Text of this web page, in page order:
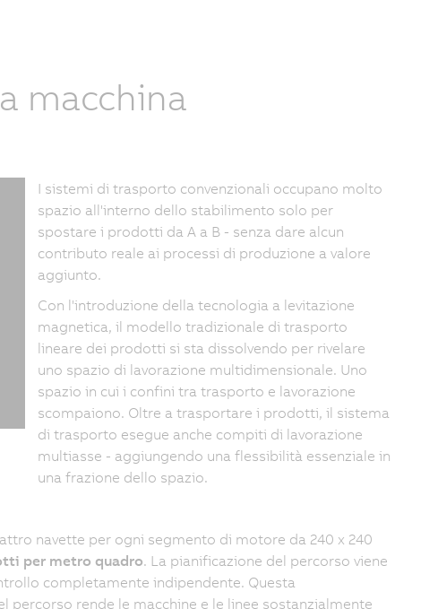
macchina
I sistemi di trasporto convenzionali occupano molto
spazio all'interno dello stabilimento solo per
spostare i prodotti da A a B - senza dare alcun
contributo reale ai processi di produzione a valore
aggiunto.
Con l'introduzione della tecnologia a levitazione
magnetica, il modello tradizionale di trasporto
lineare dei prodotti si sta dissolvendo per rivelare
uno spazio di lavorazione multidimensionale. Uno
spazio in cui i confini tra trasporto e lavorazione
scompaiono. Oltre a trasportare i prodotti, il sistema
di trasporto esegue anche compiti di lavorazione
multiasse - aggiungendo una flessibilità essenziale in
una frazione dello spazio.
navette per ogni segmento di motore da 240 x 240
per metro quadro. La pianificazione del percorso viene
completamente indipendente. Questa
rende le macchine e le linee sostanzialmente